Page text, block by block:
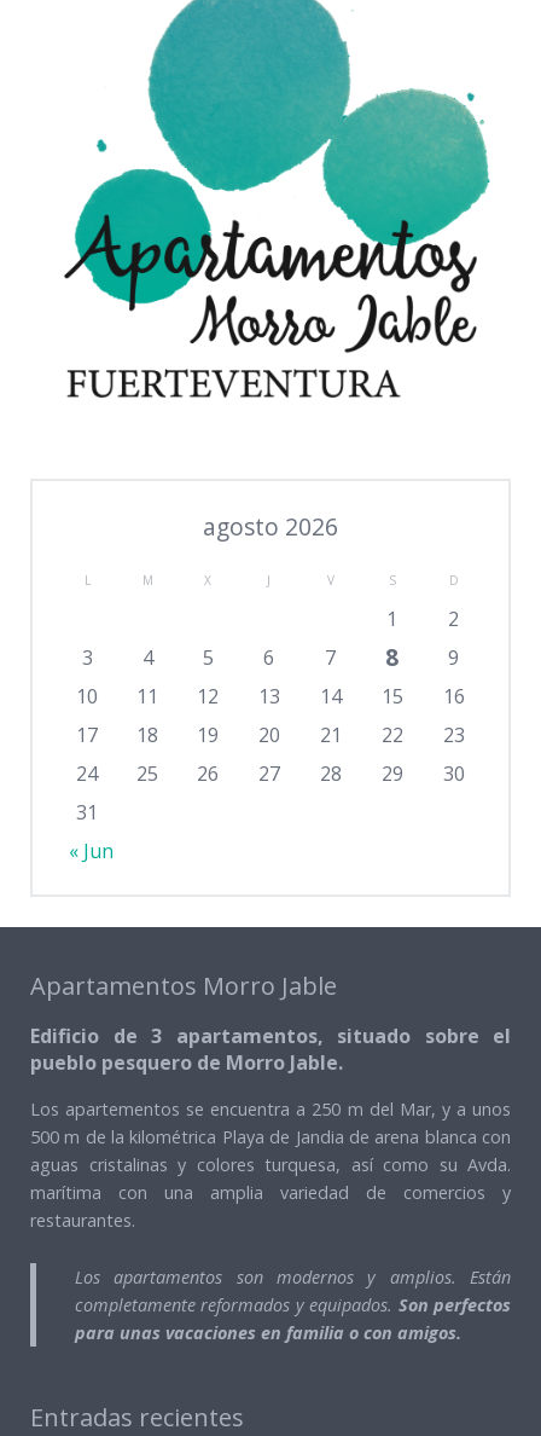
agosto 2026
L M X J V S D
« Jun
1
2
3
4 5 6 7 8
9
10
11 12 13 14 15
16
17
18 19 20 21 22
23
24
25 26 27 28 29
30
31
Apartamentos Morro Jable
Edificio de 3 apartamentos, situado sobre el
pueblo pesquero de Morro Jable.
Los apartementos se encuentra a 250 m del Mar, y a unos
500 m de la kilométrica Playa de Jandia de arena blanca con
aguas cristalinas y colores turquesa, así como su Avda.
marítima con una amplia variedad de comercios y
restaurantes.
Los apartamentos son modernos y amplios. Están
completamente reformados y equipados. Son perfectos
para unas vacaciones en familia o con amigos.
Entradas recientes